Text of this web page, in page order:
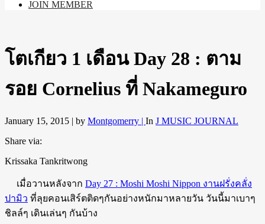
JOIN MEMBER
โตเกียว 1 เดือน Day 28 : ตาม
รอย Cornelius ที่ Nakameguro
January 15, 2015 | by Montgomerry | In J MUSIC JOURNAL
Share via:
Krissaka Tankritwong
เมื่อวานหลังจาก Day 27 : Moshi Moshi Nippon งานฝรั่งคลั่ง
ปามิว ที่ลุยคอนเสิร์ตติดๆกันอย่างหนักมาหลายวัน วันนี้มาเบาๆ
ชิลล์ๆ เดินเล่นๆ กันบ้าง